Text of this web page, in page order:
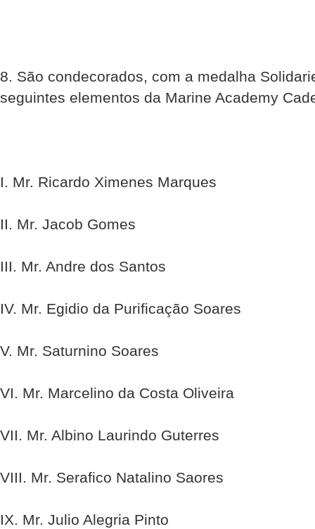
8. São condecorados, com a medalha
seguintes elementos da Marine Academy
I. Mr. Ricardo Ximenes Marques
II. Mr. Jacob Gomes
III. Mr. Andre dos Santos
IV. Mr. Egidio da Purificação Soares
V. Mr. Saturnino Soares
VI. Mr. Marcelino da Costa Oliveira
VII. Mr. Albino Laurindo Guterres
VIII. Mr. Serafico Natalino Saores
IX. Mr. Julio Alegria Pinto